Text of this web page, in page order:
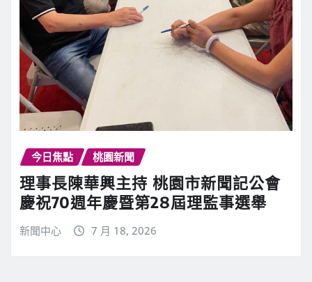
今日焦點 桃園新聞
理事長陳華興主持 桃園市新聞記公會
慶祝70週年慶暨第28屆理監事選舉
新聞中心 7 月 18, 2026